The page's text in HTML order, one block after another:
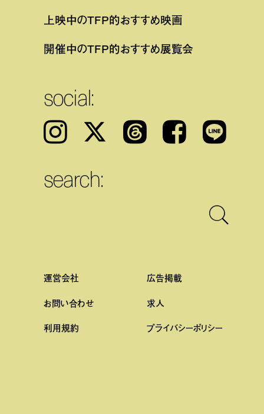
上映中のTFP的おすすめ映画
開催中のTFP的おすすめ展覧会
social:
Instagram 𝕏 Threads Facebook LINE
search:
運営会社
広告掲載
お問い合わせ
求人
利用規約 プライバシーポリシー